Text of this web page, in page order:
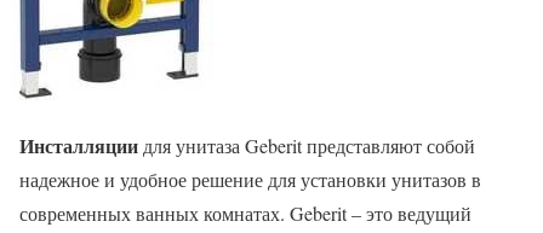
Инсталляции для унитаза Geberit представляют собой
надежное и удобное решение для установки унитазов в
современных ванных комнатах. Geberit – это ведущий